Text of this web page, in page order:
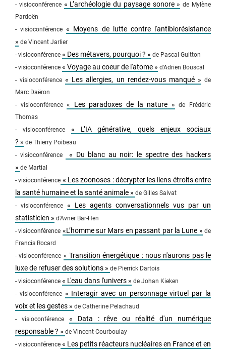
- visioconférence « L’archéologie du paysage sonore » de Mylène
Pardoën
- visioconférence« Moyens de lutte contre l'antibiorésistance
» de Vincent Jarlier
- visioconférence « Des métavers, pourquoi ? » de Pascal Guitton
- visioconférence « Voyage au coeur de l'atome » d'Adrien Bouscal
- visioconférence« Les allergies, un rendez-vous manqué » de
Marc Daëron
- visioconférence« Les paradoxes de la nature » de Frédéric
Thomas
- visioconférence « L’IA générative, quels enjeux sociaux
? » de Thierry Poibeau
- visioconférence
« Du blanc au noir: le spectre des hackers
» de Martial
- visioconférence « Les zoonoses : décrypter les liens étroits entre
la santé humaine et la santé animale » de Gilles Salvat
- visioconférence « Les agents conversationnels vus par un
statisticien » d'Avner Bar-Hen
- visioconférence «L’homme sur Mars en passant par la Lune » de
Francis Rocard
- visioconférence « Transition énergétique : nous n'aurons pas le
luxe de refuser des solutions » de Pierrick Dartois
- visioconférence « L'eau dans l'univers » de Johan Kieken
- visioconférence « Interagir avec un personnage virtuel par la
voix et les gestes » de Catherine Pelachaud
- visioconférence « Data : rêve ou réalité d'un numérique
responsable ? » de Vincent Courboulay
- visioconférence « Les petits réacteurs nucléaires en France et en